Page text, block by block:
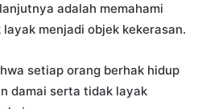
adalah memahami
menjadi objek kekerasan.
setiap orang berhak hidup
damai serta tidak layak